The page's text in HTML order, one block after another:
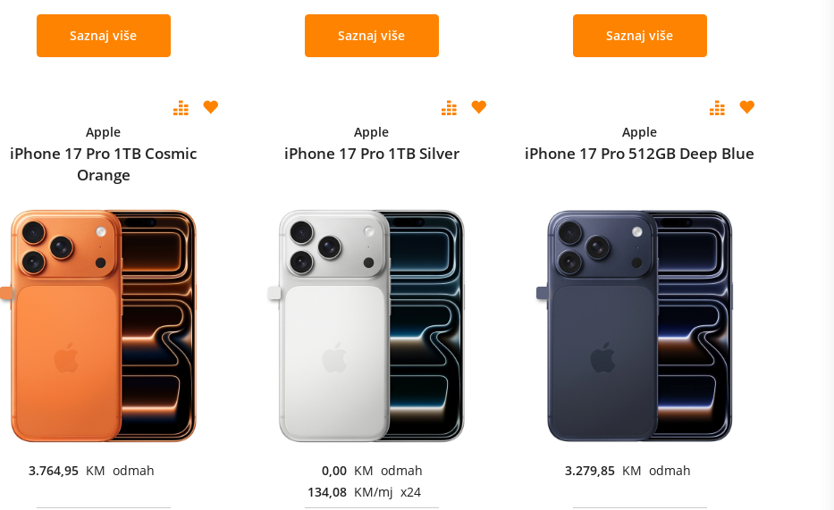
Saznaj više Saznaj više Saznaj više
Apple
iPhone 17 Pro 1TB Cosmic
Orange
3.764,95 KM odmah
Apple
iPhone 17 Pro 1TB Silver
0,00 KM odmah
134,08 KM/mj x24
Apple
iPhone 17 Pro 512GB Deep Blue
3.279,85 KM odmah